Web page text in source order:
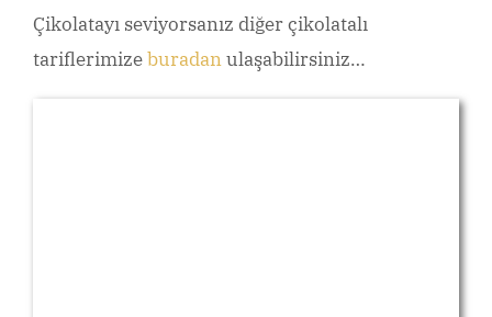
Çikolatayı seviyorsanız diğer çikolatalı
tariflerimizeburadanulaşabilirsiniz…